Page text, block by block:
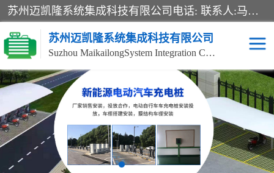
苏州迈凯隆系统集成科技有限公司电话: 联系人:马杰森 销售安装视频监控、报警系统、电话交换机、门禁考勤、巡更系统、呼叫对讲系统、停车场道闸、智能家居、广播系统、综合布线、办公设备、电子商务软件、网络工程、酒店门锁系列 系统集成、VOD视频点播、LED显示屏、节能产品、USP电源、收银机等弱电及智能化项目。
苏州迈凯隆系统集成科技有限公司
Suzhou MaikailongSystem Integration Co., Ltd.
非机动车充电桩 电瓶车充电桩
电动自行车充电桩 两轮电动车充电桩
充电桩